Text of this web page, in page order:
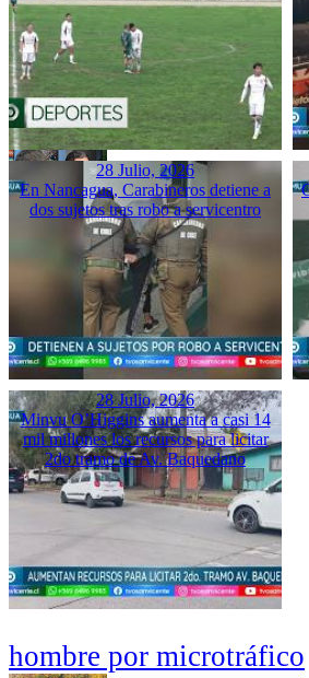
28 Julio, 2026
En Nancagua, Carabineros detiene a
dos sujetos tras robo a servicentro
28 Julio, 2026
Minvu O’Higgins aumenta a casi 14
mil millones los recursos para licitar
2do tramo de Av. Baquedano
hombre por microtráfico